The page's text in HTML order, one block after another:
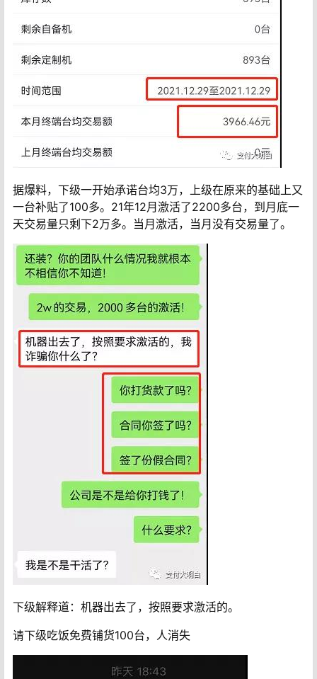
据爆料，下级一开始承诺台均3万，上级在原来的基础上又
一台补贴了100多。21年12月激活了2200多台，到月底一
天交易量只剩下2万多。当月激活，当月没有交易量了。
下级解释道：机器出去了，按照要求激活的。
请下级吃饭免费铺货100台，人消失